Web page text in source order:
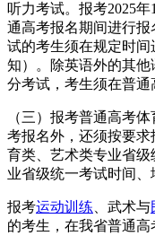
听力考试。报考2025
通高考报名期间进行报
试的考生须在规定时
知）。除英语外的其他
分考试，考生须在普通
（三）报考普通高考
考报名外，还须按要
育类、艺术类专业省
业省级统一考试时间、
报考运动训练 、武术与
的考生，在我省普通